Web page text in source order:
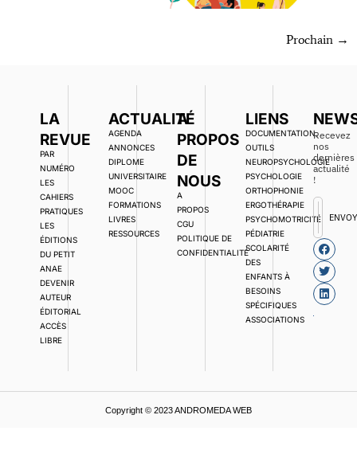
Prochain →
LA
REVUE
PAR
NUMÉRO
LES
CAHIERS
PRATIQUES
LES
ÉDITIONS
DU PETIT
ANAE
DEVENIR
AUTEUR
ÉDITORIAL
ACCÈS
LIBRE
ACTUALITÉ
AGENDA
ANNONCES
DIPLOME
UNIVERSITAIRE
MOOC
FORMATIONS
LIVRES
RESSOURCES
A
PROPOS
DE
NOUS
A
PROPOS
CGU
POLITIQUE DE
CONFIDENTIALITÉ
LIENS
DOCUMENTATION,
OUTILS
NEUROPSYCHOLOGIE
PSYCHOLOGIE
ORTHOPHONIE
ERGOTHÉRAPIE
PSYCHOMOTRICITÉ
PÉDIATRIE
SCOLARITÉ
DES
ENFANTS À
BESOINS
SPÉCIFIQUES
ASSOCIATIONS
Recevez
nos
dernières
actualité
!
Copyright © 2023 ANDROMEDA WEB